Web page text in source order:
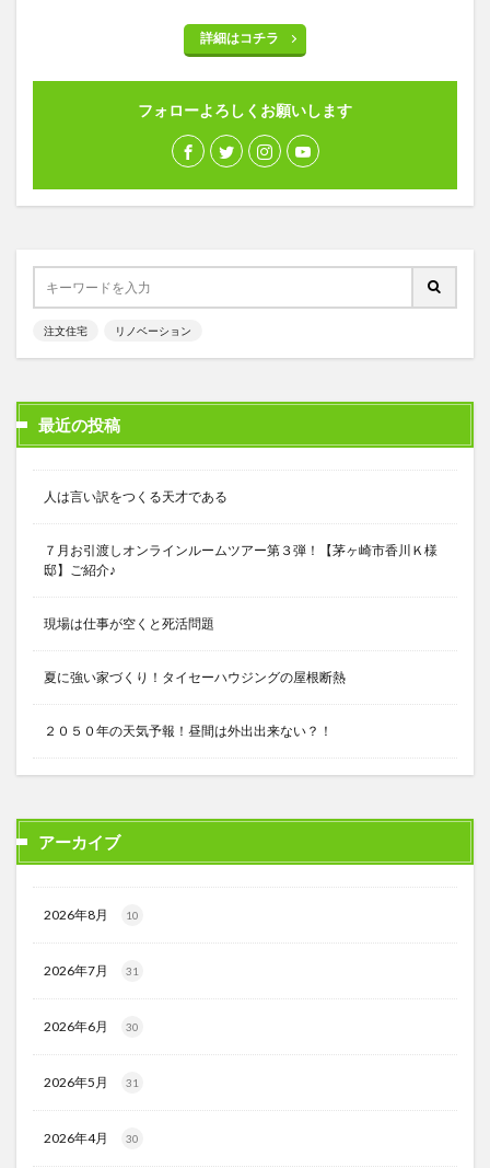
詳細はコチラ
フォローよろしくお願いします
注文住宅 リノベーション
最近の投稿
人は言い訳をつくる天才である
７月お引渡しオンラインルームツアー第３弾！【茅ヶ崎市香川Ｋ様
邸】ご紹介♪
現場は仕事が空くと死活問題
夏に強い家づくり！タイセーハウジングの屋根断熱
２０５０年の天気予報！昼間は外出出来ない？！
アーカイブ
2026年8月 10
2026年7月 31
2026年6月 30
2026年5月 31
2026年4月 30